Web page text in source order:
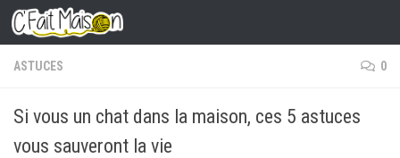
Skip to content
ASTUCES 0
Si vous un chat dans la maison, ces 5 astuces
vous sauveront la vie